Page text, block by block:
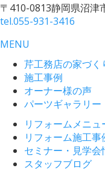
〒410-0813静岡県沼津
tel.055-931-3416
MENU
芹工務店の家づく
施工事例
オーナー様の声
パーツギャラリー
リフォームメニュ
リフォーム施工事
セミナー・見学会
スタッフブログ